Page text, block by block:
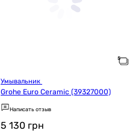
Grohe Euro Ceramic (39327000)
Написать отзыв
5 130 грн